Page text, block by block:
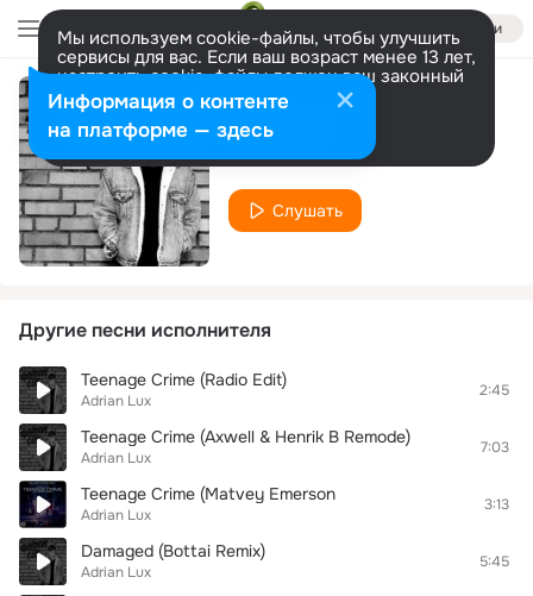
Войти
Мы используем cookie-файлы, чтобы улучшить
сервисы для вас. Если ваш возраст менее 13 лет,
настроить cookie-файлы должен ваш законный
представитель. Больше информации
Разрешить все Настроить
Adrian Lux
Слушать
Другие песни исполнителя
Teenage Crime (Radio Edit)
Adrian Lux
2:45
Teenage Crime (Axwell & Henrik B Remode)
Adrian Lux
7:03
Teenage Crime (Matvey Emerson
Adrian Lux
3:13
Damaged (Bottai Remix)
Adrian Lux
5:45
Информация о контенте
на платформе — здесь